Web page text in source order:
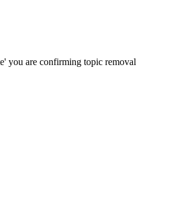
you are confirming topic removal